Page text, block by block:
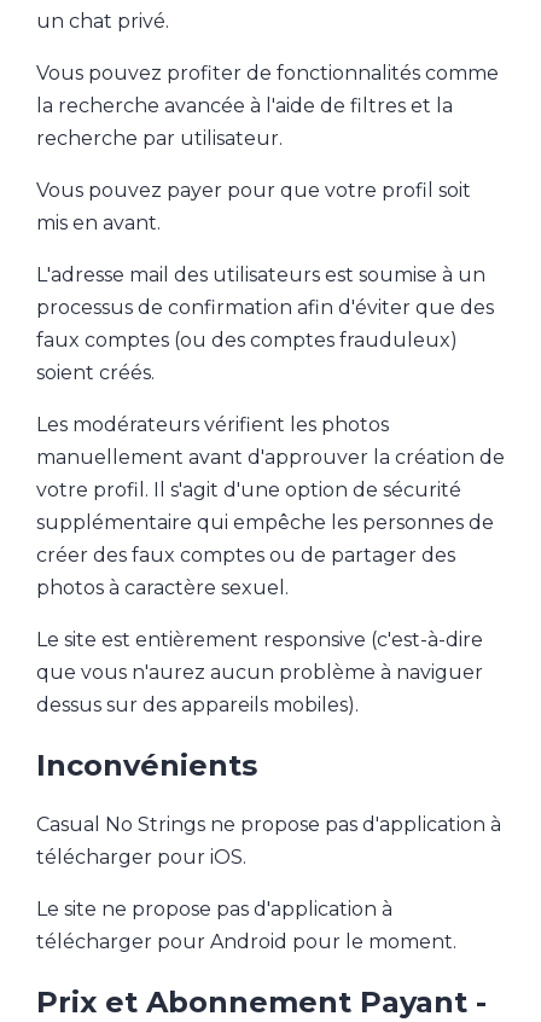
un chat privé.
Vous pouvez profiter de fonctionnalités comme
la recherche avancée à l'aide de filtres et la
recherche par utilisateur.
Vous pouvez payer pour que votre profil soit
mis en avant.
L'adresse mail des utilisateurs est soumise à un
processus de confirmation afin d'éviter que des
faux comptes (ou des comptes frauduleux)
soient créés.
Les modérateurs vérifient les photos
manuellement avant d'approuver la création de
votre profil. Il s'agit d'une option de sécurité
supplémentaire qui empêche les personnes de
créer des faux comptes ou de partager des
photos à caractère sexuel.
Le site est entièrement responsive (c'est-à-dire
que vous n'aurez aucun problème à naviguer
dessus sur des appareils mobiles).
Inconvénients
Casual No Strings ne propose pas d'application à
télécharger pour iOS.
Le site ne propose pas d'application à
télécharger pour Android pour le moment.
Prix et Abonnement Payant -